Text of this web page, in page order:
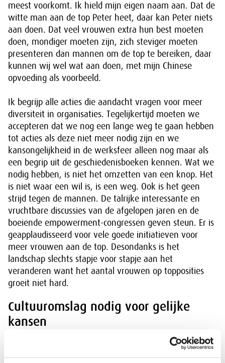
meest voorkomt. Ik hield mijn eigen naam aan. Dat de
witte man aan de top Peter heet, daar kan Peter niets
aan doen. Dat veel vrouwen extra hun best moeten
doen, mondiger moeten zijn, zich steviger moeten
presenteren dan mannen om de top te bereiken, daar
kunnen wij wel wat aan doen, met mijn Chinese
opvoeding als voorbeeld.
Ik begrijp alle acties die aandacht vragen voor meer
diversiteit in organisaties. Tegelijkertijd moeten we
accepteren dat we nog een lange weg te gaan hebben
tot acties als deze niet meer nodig zijn en we
kansongelijkheid in de werksfeer alleen nog maar als
een begrip uit de geschiedenisboeken kennen. Wat we
nodig hebben, is niet het omzetten van een knop. Het
is niet waar een wil is, is een weg. Ook is het geen
strijd tegen de mannen. De talrijke interessante en
vruchtbare discussies van de afgelopen jaren en de
boeiende empowerment-congressen geven steun. Er is
geapplaudisseerd voor vele goede initiatieven voor
meer vrouwen aan de top. Desondanks is het
landschap slechts stapje voor stapje aan het
veranderen want het aantal vrouwen op topposities
groeit niet hard.
Cultuuromslag nodig voor gelijke
kansen
Er is immers meer nodig dan consensus, intentie en
theorie om gendergelijkheid te bereiken. Op de